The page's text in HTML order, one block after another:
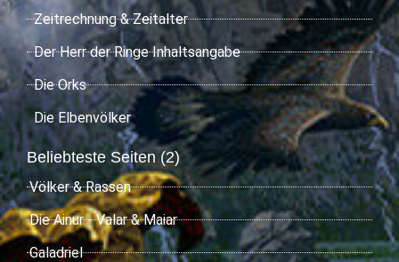
Zeitrechnung & Zeitalter
Der Herr der Ringe Inhaltsangabe
Die Orks
Die Elbenvölker
Beliebteste Seiten (2)
Völker & Rassen
Die Ainur - Valar & Maiar
Galadriel